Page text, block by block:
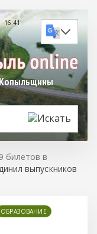
16:41
Копыльщины
билетов в
выпускников
ОБРАЗОВАНИЕ